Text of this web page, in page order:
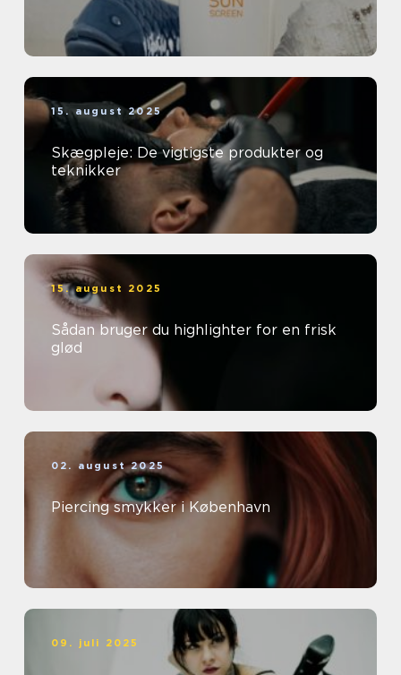
15. august 2025
Skægpleje: De vigtigste produkter og
teknikker
15. august 2025
Sådan bruger du highlighter for en frisk
glød
02. august 2025
Piercing smykker i København
09. juli 2025